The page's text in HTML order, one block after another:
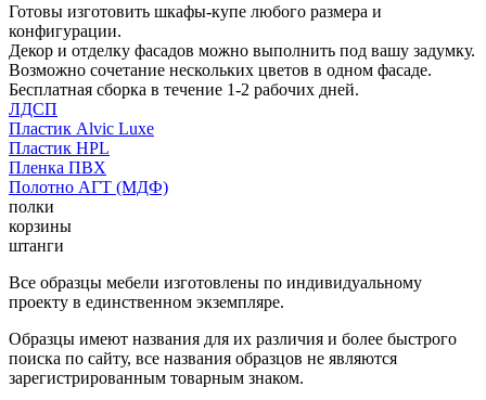
Готовы изготовить шкафы-купе любого размера и
конфигурации.
Декор и отделку фасадов можно выполнить под вашу задумку.
Возможно сочетание нескольких цветов в одном фасаде.
Бесплатная сборка в течение 1-2 рабочих дней.
ЛДСП
Пластик Alvic Luxe
Пластик HPL
Пленка ПВХ
Полотно АГТ (МДФ)
полки
корзины
штанги
Все образцы мебели изготовлены по индивидуальному
проекту в единственном экземпляре.
Образцы имеют названия для их различия и более быстрого
поиска по сайту, все названия образцов не являются
зарегистрированным товарным знаком.